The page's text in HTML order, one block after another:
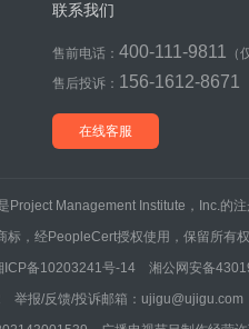
联系我们
售前电话： 400-111-9811
（
售后投诉： 156-1612-8671
在线客服
Project Management Institute，Inc.的注
，经PeopleCert授权使用，保留所有
ICP备10203241号-14
湘公网安备
举报/反馈/投诉邮箱：ujigu@ujigu.com